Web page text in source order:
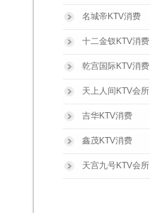
名城帝KTV消费
十二金钗KTV消费
乾宫国际KTV消费
天上人间KTV会所
吉华KTV消费
鑫茂KTV消费
天宫九号KTV会所